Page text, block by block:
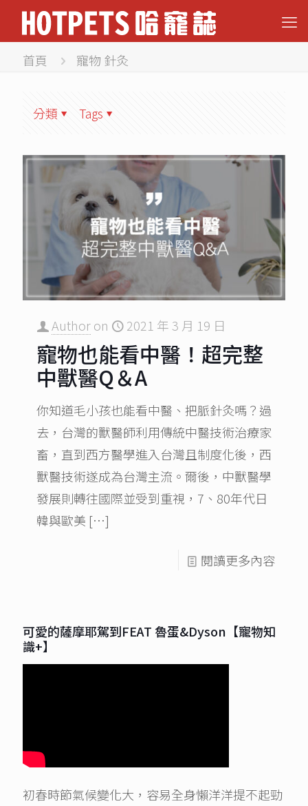
首頁 寵物 針灸
分類 Tags
Authoron 2021 年 3 月 19 日
寵物也能看中醫！超完整
中獸醫Q＆A
你知道毛小孩也能看中醫、把脈針灸嗎？過
去，台灣的獸醫師利用傳統中醫技術治療家
畜，直到西方醫學進入台灣且制度化後，西
獸醫技術遂成為台灣主流。爾後，中獸醫學
發展則轉往國際並受到重視，7、80年代日
韓與歐美 […]
閱讀更多內容
可愛的薩摩耶駕到FEAT 魯蛋&Dyson【寵物知
識+】
初春時節氣候變化大，容易全身懶洋洋提不起勁